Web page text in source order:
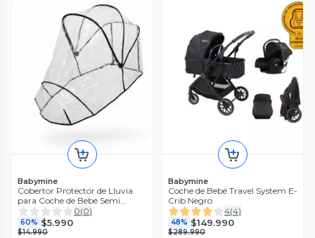
Babymine
Cobertor Protector de Lluvia
para Coche de Bebé Semi
Universal BABYMINE
0(0)
60% $5.990
$14.990
Babymine
Coche de Bebé Travel System E-
Crib Negro
4(4)
48% $149.990
$289.990